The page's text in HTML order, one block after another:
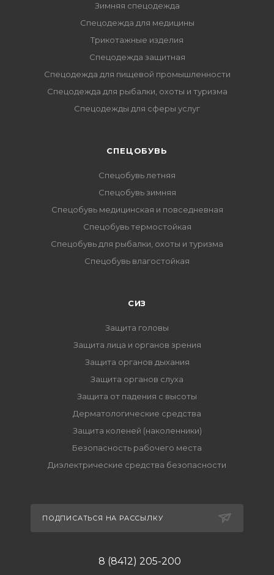
Зимняя спецодежда
Спецодежда для медицины
Трикотажные изделия
Спецодежда защитная
Спецодежда для пищевой промышленности
Спецодежда для рыбалки, охоты и туризма
Спецодежды для сферы услуг
CПЕЦОБУВЬ
Спецобувь летняя
Спецобувь зимняя
Спецобувь медицинская и повседневная
Спецобувь термостойкая
Спецобувь для рыбалки, охоты и туризма
Спецобувь влагостойкая
СИЗ
Защита головы
Защита лица и органов зрения
Защита органов дыхания
Защита органов слуха
Защита от падения с высоты
Дерматологические средства
Защита коленей (наколенники)
Безопасность рабочего места
Диэлектрические средства безопасности
ПОДПИСАТЬСЯ НА РАССЫЛКУ
8 (8412) 205-200